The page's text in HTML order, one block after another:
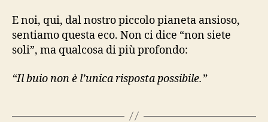
E noi, qui, dal nostro piccolo pianeta ansioso,
sentiamo questa eco. Non ci dice “non siete
soli”, ma qualcosa di più profondo:
“Il buio non è l’unica risposta possibile.”